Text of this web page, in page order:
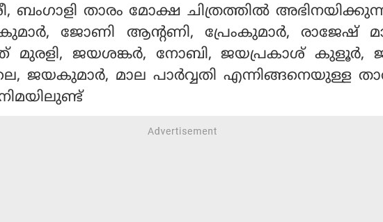
ബംഗാളി താരം മോക്ഷ ചിത്രത്തില്‍
ജോണി ആന്റണി, പ്രേംകുമാര്‍, രാജേഷ്
മുരളി, ജയശങ്കര്‍, നോബി, ജയപ്രകാശ് കുളൂര്‍,
ജയകുമാര്‍, മാല പാര്‍വ്വതി എന്നിങ്ങനെയുള്ള